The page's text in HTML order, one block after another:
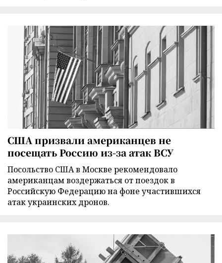
США призвали американцев не
посещать Россию из-за атак ВСУ
Посольство США в Москве рекомендовало
американцам воздержаться от поездок в
Российскую Федерацию на фоне участившихся
атак украинских дронов.